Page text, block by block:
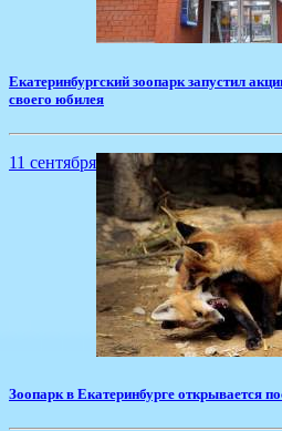
Екатеринбургский зоопарк запустил
своего юбилея
11 сентября
Зоопарк в Екатеринбурге открывается